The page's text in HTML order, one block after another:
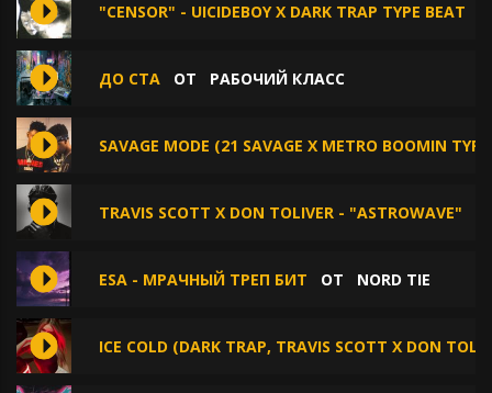
"CENSOR" - UICIDEBOY X DARK TRAP TYPE BEAT
ДО СТА ОТ РАБОЧИЙ КЛАСС
SAVAGE MODE (21 SAVAGE X METRO BOOMIN
TRAVIS SCOTT X DON TOLIVER - "ASTROWAVE"
ESA - МРАЧНЫЙ ТРЕП БИТ ОТ NORD TIE
ICE COLD (DARK TRAP, TRAVIS SCOTT X DON